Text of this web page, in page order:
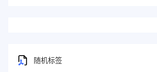
随机标签